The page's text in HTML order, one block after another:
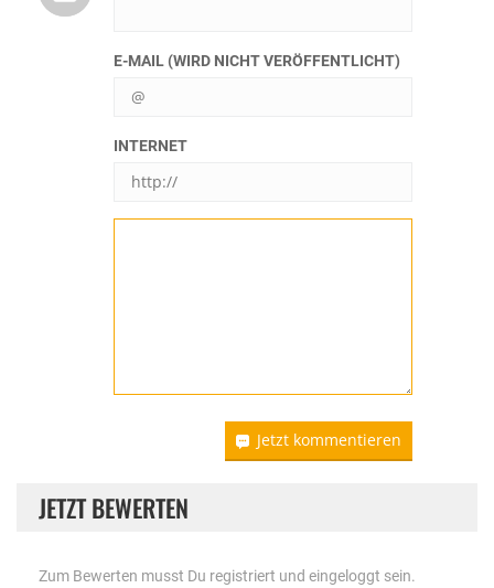
E-MAIL (WIRD NICHT VERÖFFENTLICHT)
INTERNET
Jetzt kommentieren
JETZT BEWERTEN
Zum Bewerten musst Du registriert und eingeloggt sein.